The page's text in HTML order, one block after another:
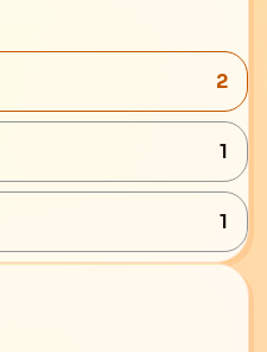
2
1
1